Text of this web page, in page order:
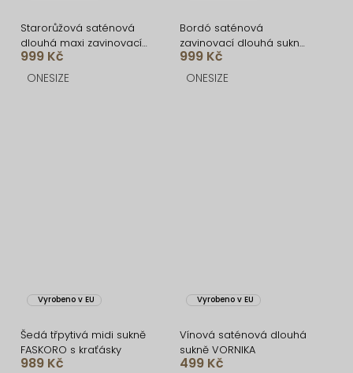
Starorůžová saténová
dlouhá maxi zavinovací
sukně DENISSE
999 Kč
ONESIZE
Bordó saténová
zavinovací dlouhá sukně
DENISSE
999 Kč
ONESIZE
Vyrobeno v EU
Šedá třpytivá midi sukně
FASKORO s kraťásky
989 Kč
Vyrobeno v EU
Vínová saténová dlouhá
sukně VORNIKA
499 Kč